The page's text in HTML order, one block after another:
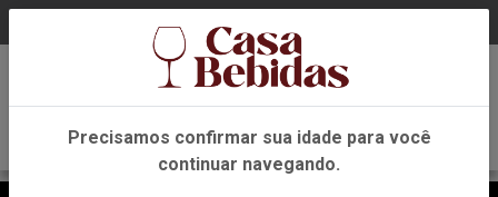
Precisamos confirmar sua idade para você
continuar navegando.